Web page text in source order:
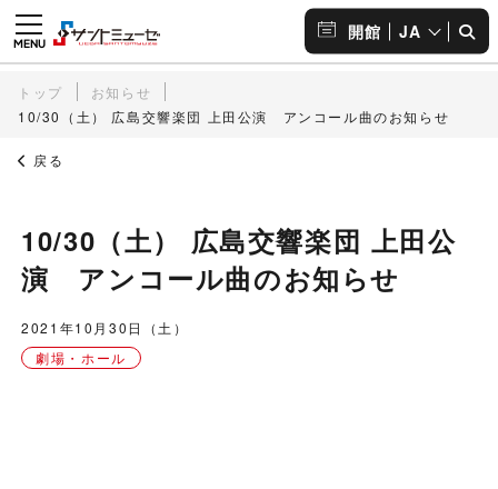
開館 JA
トップ
お知らせ
10/30（土） 広島交響楽団 上田公演 アンコール曲のお知らせ
戻る
10/30（土） 広島交響楽団 上田公
演 アンコール曲のお知らせ
2021年10月30日（土）
劇場・ホール